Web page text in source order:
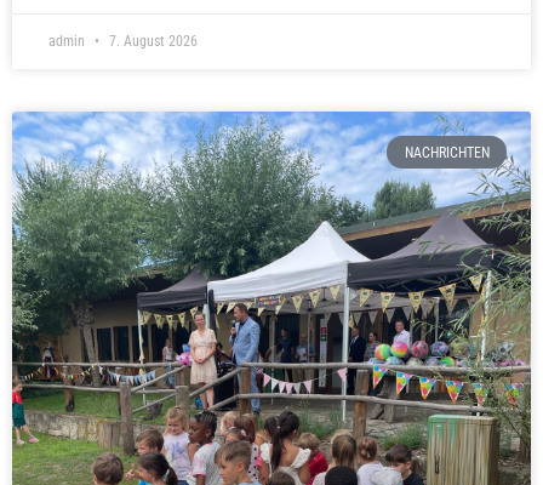
admin 7. August 2026
NACHRICHTEN